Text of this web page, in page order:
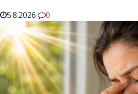
5.8.2026
0